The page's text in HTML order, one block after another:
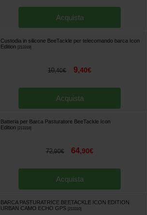
Acquista
Custodia in silicone BeeTackle per telecomando barca Icon
Edition
213319]
10,40€ 9,40€
Acquista
Batteria per Barca Pasturatore BeeTackle Icon
Edition
213318]
72,90€ 64,90€
Acquista
BARCA PASTURATRICE BEETACKLE ICON EDITION
URBAN CAMO ECHO GPS
213310]